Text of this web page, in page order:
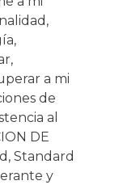
,
,
,
a mi
de
al
DE
, Standard
y